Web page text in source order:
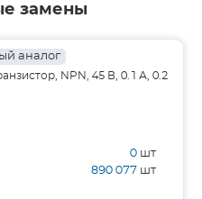
замены
аналог
NPN, 45 В, 0.1 А, 0.2
0 шт
890 077 шт